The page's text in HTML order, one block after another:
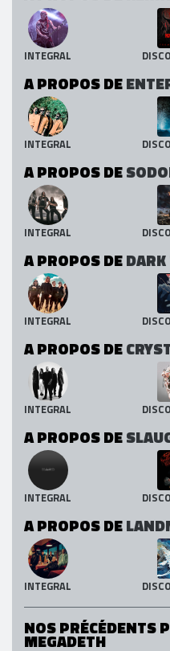
INTEGRAL
A PROPOS DE
INTEGRAL
A PROPOS DE
INTEGRAL
A PROPOS DE
INTEGRAL
A PROPOS DE
INTEGRAL
A PROPOS DE
INTEGRAL
A PROPOS DE
INTEGRAL
NOS PRÉCÉDENTS
MEGADETH